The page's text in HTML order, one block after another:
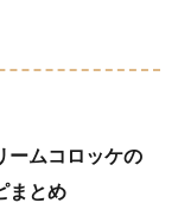
ームコロッケの
まとめ